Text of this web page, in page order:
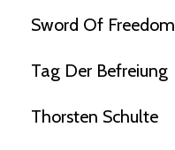
Sword Of Freedom
Tag Der Befreiung
Thorsten Schulte